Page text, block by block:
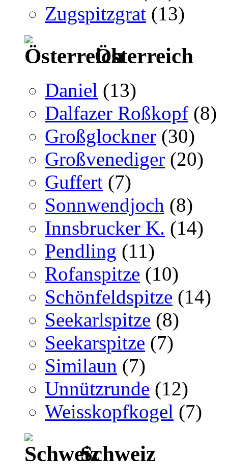
Zugspitzgrat (13)
Österreich
Daniel (13)
Dalfazer Roßkopf (8)
Großglockner (30)
Großvenediger (20)
Guffert (7)
Sonnwendjoch (8)
Innsbrucker K. (14)
Pendling (11)
Rofanspitze (10)
Schönfeldspitze (14)
Seekarlspitze (8)
Seekarspitze (7)
Similaun (7)
Unnützrunde (12)
Weisskopfkogel (7)
Schweiz